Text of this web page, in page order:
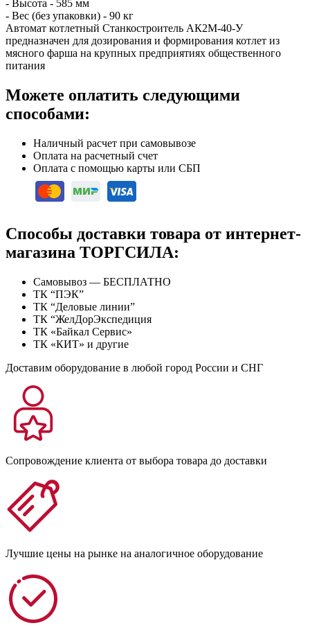
- Высота - 585 мм
- Вес (без упаковки) - 90 кг
Автомат котлетный Станкостроитель АК2М-40-У
предназначен для дозирования и формирования котлет из
мясного фарша на крупных предприятиях общественного
питания
Можете оплатить следующими
способами:
Наличный расчет при самовывозе
Оплата на расчетный счет
Оплата с помощью карты или СБП
Способы доставки товара от интернет-
магазина ТОРГСИЛА:
Самовывоз — БЕСПЛАТНО
ТК “ПЭК”
ТК “Деловые линии”
ТК “ЖелДорЭкспедиция
ТК «Байкал Сервис»
ТК «КИТ» и другие
Доставим оборудование в любой город России и СНГ
Сопровождение клиента от выбора товара до доставки
Лучшие цены на рынке на аналогичное оборудование